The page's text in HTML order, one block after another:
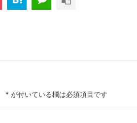
* が付いている欄は必須項目です